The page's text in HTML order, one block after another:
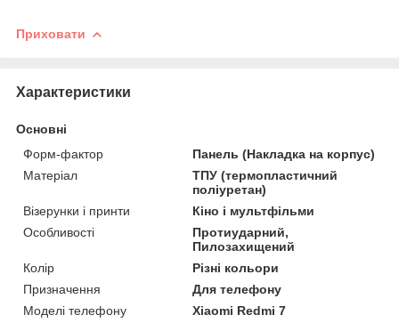
Приховати
Характеристики
Основні
Форм-фактор
Панель (Накладка на корпус)
Матеріал
ТПУ (термопластичний
поліуретан)
Візерунки і принти
Кіно і мультфільми
Особливості
Протиударний,
Пилозахищений
Колір
Різні кольори
Призначення
Для телефону
Моделі телефону
Xiaomi Redmi 7